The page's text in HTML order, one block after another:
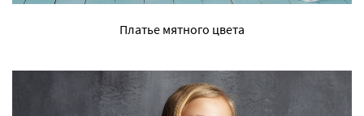
Платье мятного цвета